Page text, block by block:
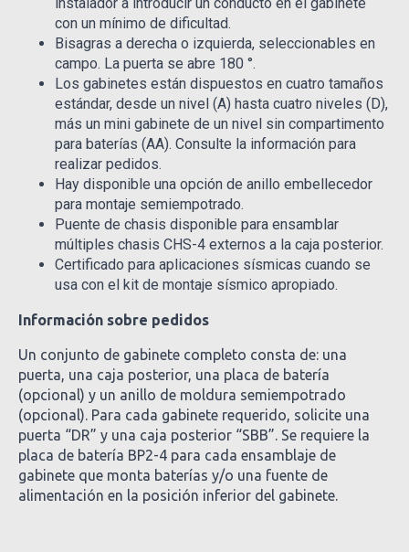
con un mínimo de dificultad.
Bisagras a derecha o izquierda, seleccionables en
campo. La puerta se abre 180 °.
Los gabinetes están dispuestos en cuatro tamaños
estándar, desde un nivel (A) hasta cuatro niveles (D),
más un mini gabinete de un nivel sin compartimento
para baterías (AA). Consulte la información para
realizar pedidos.
Hay disponible una opción de anillo embellecedor
para montaje semiempotrado.
Puente de chasis disponible para ensamblar
múltiples chasis CHS-4 externos a la caja posterior.
Certificado para aplicaciones sísmicas cuando se
usa con el kit de montaje sísmico apropiado.
Información sobre pedidos
Un conjunto de gabinete completo consta de: una
puerta, una caja posterior, una placa de batería
(opcional) y un anillo de moldura semiempotrado
(opcional). Para cada gabinete requerido, solicite una
puerta “DR” y una caja posterior “SBB”. Se requiere la
placa de batería BP2-4 para cada ensamblaje de
gabinete que monta baterías y/o una fuente de
alimentación en la posición inferior del gabinete.